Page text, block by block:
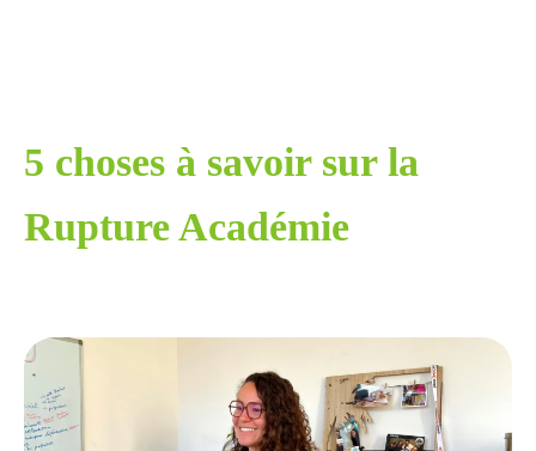
5 choses à savoir sur la
Rupture Académie